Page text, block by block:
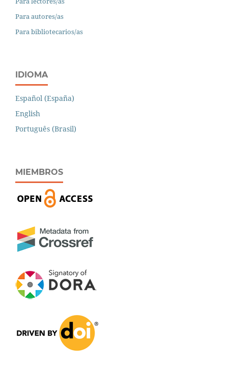
Para autores/as
Para bibliotecarios/as
IDIOMA
Español (España)
English
Português (Brasil)
MIEMBROS